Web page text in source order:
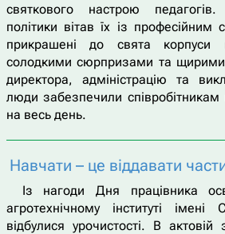
святкового настрою
політики вітав їх із
прикрашені до свята корпуси
солодкими сюрпризами та щирими
директора, адміністрацію та
люди забезпечили співробітникам
на весь день.
Навчати – це віддавати
Із нагоди Дня працівника
агротехнічному інституті
відбулися урочистості. В